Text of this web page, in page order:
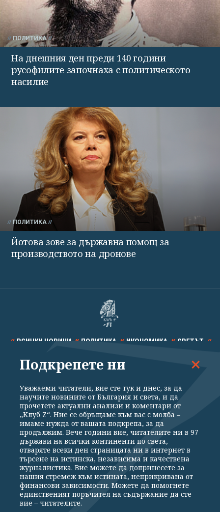
ПОЛИТИКА
На днешния ден преди 140 години
русофилите започнаха с политическото
насилие
ПОЛИТИКА
Йотова зове за държавна помощ за
производството на дронове
ВСИЧКИ НОВИНИ ПОЛИТИКА ИКОНОМИКА СВЕТЪТ
СПОРТ КУЛТУРА ТЕХНОЛОГИИ КАЛЕЙДОСКОП
Общи условия
Политика за поверителност
Реклама
Партньори Контакти
За Клуб Z
Екип
Подкрепете ни
Издател на www.clubz.bg е „Клуб Зебра Медия“ ЕООД, София, ул. "Алеко
Константинов" 3. Всички права запазени 2026 „Клуб Зебра Медия“
Подкрепете ни
Уважаеми читатели, вие сте тук и днес, за да
научите новините от България и света, и да
прочетете актуални анализи и коментари от
„Клуб Z“. Ние се обръщаме към вас с молба –
имаме нужда от вашата подкрепа, за да
продължим. Вече години вие, читателите ни в 97
държави на всички континенти по света,
отваряте всеки ден страницата ни в интернет в
търсене на истинска, независима и качествена
журналистика. Вие можете да допринесете за
нашия стремеж към истината, неприкривана от
финансови зависимости. Можете да помогнете
единственият поръчител на съдържание да сте
вие – читателите.